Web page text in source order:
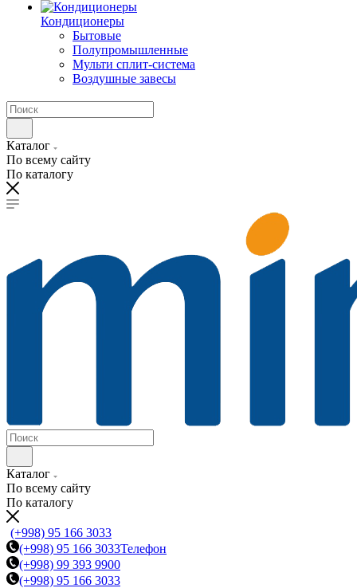
Кондиционеры
Бытовые
Полупромышленные
Мульти сплит-система
Воздушные завесы
Каталог
По всему сайту
По каталогу
Каталог
По всему сайту
По каталогу
(+998) 95 166 3033
(+998) 95 166 3033Телефон
(+998) 99 393 9900
(+998) 95 166 3033